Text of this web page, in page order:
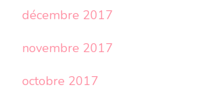
décembre 2017
novembre 2017
octobre 2017